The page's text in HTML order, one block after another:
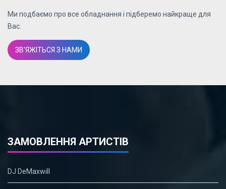
Ми подбаємо про все обладнання і підберемо найкраще для
Вас.
ЗВ'ЯЖІТЬСЯ З НАМИ
ЗАМОВЛЕННЯ АРТИСТІВ
DJ DeMaxwill